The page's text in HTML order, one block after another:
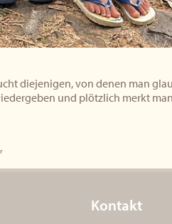
diejenigen, von denen man
und plötzlich merkt
Kontakt